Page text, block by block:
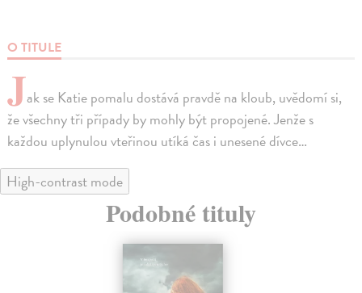
O TITULE
Jak se Katie pomalu dostává pravdě na kloub, uvědomí si,
že všechny tři případy by mohly být propojené. Jenže s
každou uplynulou vteřinou utíká čas i unesené dívce…
High-contrast mode
Podobné tituly